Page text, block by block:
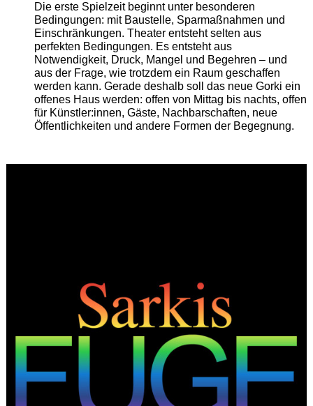
Die erste Spielzeit beginnt unter besonderen
Bedingungen: mit Baustelle, Sparmaßnahmen und
Einschränkungen. Theater entsteht selten aus
perfekten Bedingungen. Es entsteht aus
Notwendigkeit, Druck, Mangel und Begehren – und
aus der Frage, wie trotzdem ein Raum geschaffen
werden kann. Gerade deshalb soll das neue Gorki ein
offenes Haus werden: offen von Mittag bis nachts, offen
für Künstler:innen, Gäste, Nachbarschaften, neue
Öffentlichkeiten und andere Formen der Begegnung.